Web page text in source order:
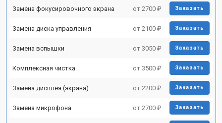
Замена фокусировочного экрана от 2700 ₽ Заказать
Замена диска управления от 2100 ₽ Заказать
Замена вспышки от 3050 ₽ Заказать
Комплексная чистка от 3500 ₽ Заказать
Замена дисплея (экрана) от 2200 ₽ Заказать
Замена микрофона от 2700 ₽ Заказать